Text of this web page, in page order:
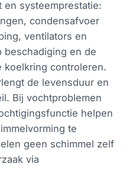
systeemprestatie:
condensafvoer
ventilators en
beschadiging en de
koelkring controleren.
de levensduur en
Bij vochtproblemen
helpen
te
geen schimmel zelf
via